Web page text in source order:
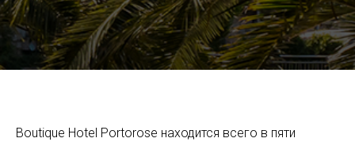
Boutique Hotel Portorose находится всего в пяти